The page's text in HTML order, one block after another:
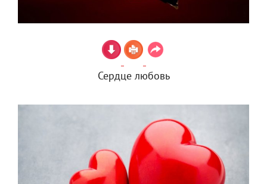
Сердце любовь